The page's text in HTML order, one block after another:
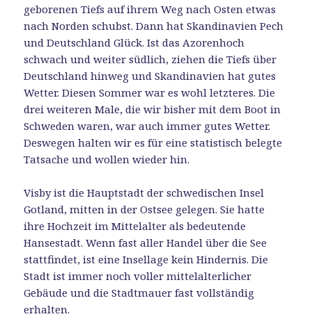
geborenen Tiefs auf ihrem Weg nach Osten etwas
nach Norden schubst. Dann hat Skandinavien Pech
und Deutschland Glück. Ist das Azorenhoch
schwach und weiter südlich, ziehen die Tiefs über
Deutschland hinweg und Skandinavien hat gutes
Wetter. Diesen Sommer war es wohl letzteres. Die
drei weiteren Male, die wir bisher mit dem Boot in
Schweden waren, war auch immer gutes Wetter.
Deswegen halten wir es für eine statistisch belegte
Tatsache und wollen wieder hin.
Visby ist die Hauptstadt der schwedischen Insel
Gotland, mitten in der Ostsee gelegen. Sie hatte
ihre Hochzeit im Mittelalter als bedeutende
Hansestadt. Wenn fast aller Handel über die See
stattfindet, ist eine Insellage kein Hindernis. Die
Stadt ist immer noch voller mittelalterlicher
Gebäude und die Stadtmauer fast vollständig
erhalten.